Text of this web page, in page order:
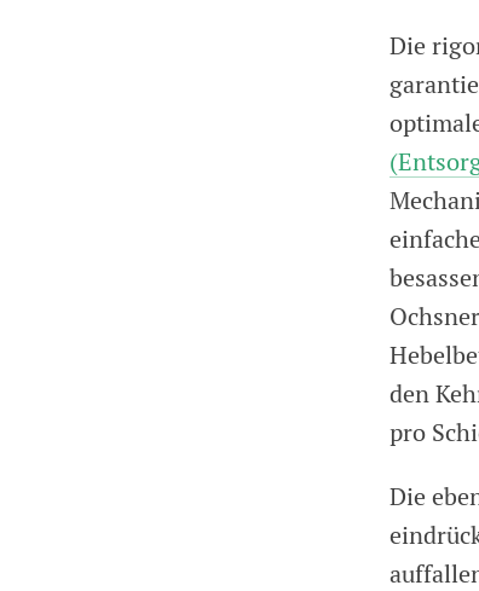
Die
den
pro
Die